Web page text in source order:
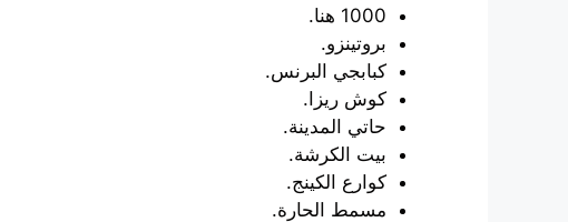
1000 هنا.
بروتينزو.
كبابجي البرنس.
كوش ريزا.
حاتي المدينة.
بيت الكرشة.
كوارع الكينج.
مسمط الحارة.